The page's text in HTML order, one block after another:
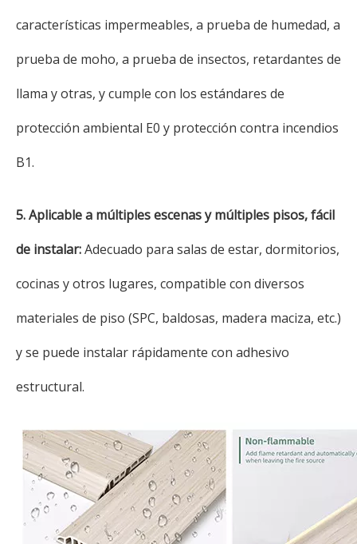
características impermeables, a prueba de humedad, a
prueba de moho, a prueba de insectos, retardantes de
llama y otras, y cumple con los estándares de
protección ambiental E0 y protección contra incendios
B1.
5. Aplicable a múltiples escenas y múltiples pisos, fácil
de instalar:Adecuado para salas de estar, dormitorios,
cocinas y otros lugares, compatible con diversos
materiales de piso (SPC, baldosas, madera maciza, etc.)
y se puede instalar rápidamente con adhesivo
estructural.